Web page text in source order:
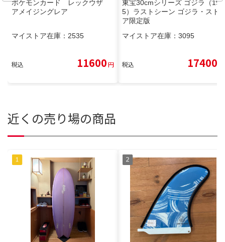
ポケモンカード レックウザ
アメイジングレア
マイストア在庫： 2535
税込 11600円
東宝30cmシリーズ ゴジラ（199
5）ラストシーン ゴジラ・スト
ア限定版
マイストア在庫： 3095
税込 17400
近くの売り場の商品